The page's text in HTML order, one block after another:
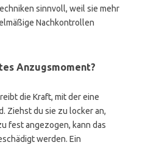
sinnvoll, weil sie mehr
Nachkontrollen
Anzugsmoment?
die Kraft, mit der eine
Ziehst du sie zu locker an,
fest angezogen, kann das
werden. Ein